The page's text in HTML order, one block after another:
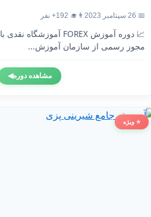
📅 26 سپتامبر 2023 👨‍🎓 192+ نفر
📈 دوره آموزش FOREX آموزشگاه نقدی با
مجوز رسمی از سازمان آموزش...
مشاهده دوره◀
⭐ ویژه